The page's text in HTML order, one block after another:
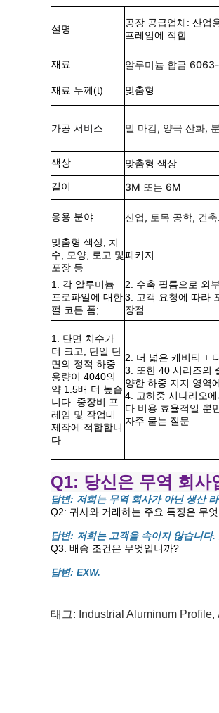
설명
공장 공급업체: 산업
프레임에 적합
재료 알루미늄 합금
재료 두께(t) 맞춤형
가공 서비스 밀 마감, 양극 산화,
색상 맞춤형 색상
길이 3M 또는 6M
응용 분야 산업, 토목 공학, 건
맞춤형 색상, 치
수, 모양, 로고 및
포장 등
패키지
1. 각 알루미늄
프로파일에 대한
펄 코튼 폼;
2. 수축 필름으로 외
3. 고객 요청에 따라
장점
1. 단면 치수가
더 크고, 단일 단
면의 정적 하중
용량이 4040의
약 1.5배 더 높습
니다. 중장비 프
레임 및 작업대
제작에 적합합니
다.
2. 더 넓은 캐비티 +
3. 또한 40 시리즈의
양한 하중 지지 영역
4. 고하중 시나리오
다 비용 효율적일 뿐
자주 묻는 질문
Q1: 당신은 무역 회사
답변: 저희는 무역 회사가 아닌 생산
Q2: 귀사와 거래하는 주요 특징은 무
답변: 저희는 고객을 속이지 않습니다
Q3. 배송 조건은 무엇입니까?
답변: EXW.
태그: Industrial Aluminum Profile,